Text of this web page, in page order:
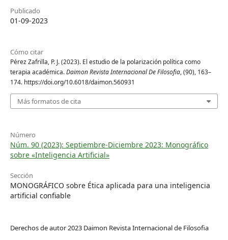
Publicado
01-09-2023
Cómo citar
Pérez Zafrilla, P. J. (2023). El estudio de la polarización política como
terapia académica.Daimon Revista Internacional De Filosofia, (90), 163–
174. https://doi.org/10.6018/daimon.560931
Más formatos de cita
Número
Núm. 90 (2023): Septiembre-Diciembre 2023: Monográfico
sobre «Inteligencia Artificial»
Sección
MONOGRÁFICO sobre Ética aplicada para una inteligencia
artificial confiable
Derechos de autor 2023 Daimon Revista Internacional de Filosofia